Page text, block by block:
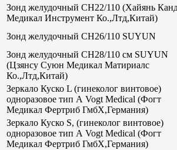
Зонд желудочный СН22/110 (Хайянь
Медикал Инструмент Ко.,Лтд,Китай)
Зонд желудочный СН26/110 SUYUN
Зонд желудочный СН28/110 см SUYUN
(Цзянсу Суюн Медикал Матириалс
Ко.,Лтд,Китай)
Зеркало Куско L (гинеколог винтовое)
одноразовое тип А Vogt Medical (Фогт
Медикал Фертриб ГмбХ,Германия)
Зеркало Куско S, (гинеколог винтовое)
одноразовое тип А Vogt Medical (Фогт
Медикал Фертриб ГмбХ,Германия)